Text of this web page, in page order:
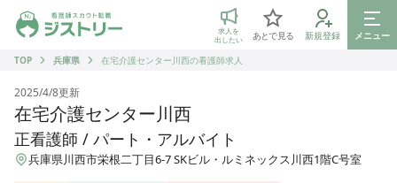
ジストリー 看護師の転職マッチング
求人を
出したい
あとで見る 新規登録
メニュー
TOP
兵庫県 在宅介護センター川西の看護師求人
2025/4/8更新
在宅介護センター川西
正看護師 / パート・アルバイト
兵庫県川西市栄根二丁目6-7 SKビル・ルミネックス川西1階C号室